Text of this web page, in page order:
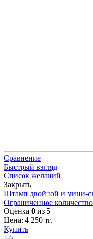
Сравнение
Быстрый взгляд
Список желаний
Закрыть
Штамп двойной и мини-
Ограниченное количество
Оценка 0 из 5
Цена: 4 250 тг.
Купить